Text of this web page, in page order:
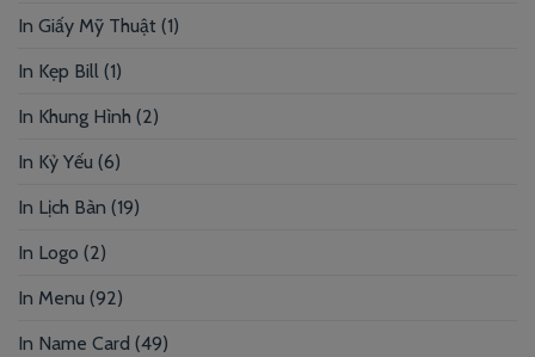
In Giấy Mỹ Thuật (1)
In Kẹp Bill (1)
In Khung Hình (2)
In Kỷ Yếu (6)
In Lịch Bàn (19)
In Logo (2)
In Menu (92)
In Name Card (49)